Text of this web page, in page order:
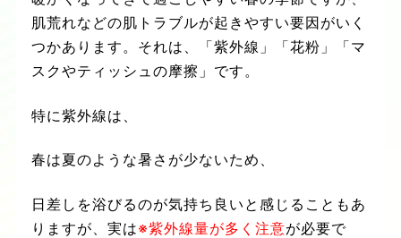
肌荒れなどの肌トラブルが起きやすい要因がいく
つかあります。それは、「紫外線」「花粉」「マ
スクやティッシュの摩擦」です。
特に紫外線は、
春は夏のような暑さが少ないため、
日差しを浴びるのが気持ち良いと感じることもあ
りますが、実は※紫外線量が多く注意が必要で